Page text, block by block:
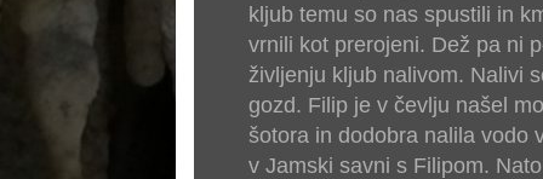
kljub temu so nas spustili in
vrnili kot prerojeni. Dež pa ni
življenju kljub nalivom. Nalivi
gozd. Filip je v čevlju našel
šotora in dodobra nalila vodo
v Jamski savni s Filipom.